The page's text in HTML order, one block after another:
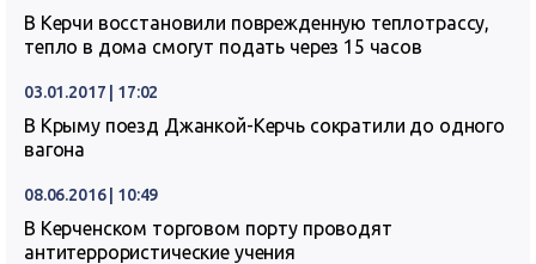
В Керчи восстановили поврежденную теплотрассу,
тепло в дома смогут подать через 15 часов
03.01.2017 | 17:02
В Крыму поезд Джанкой-Керчь сократили до одного
вагона
08.06.2016 | 10:49
В Керченском торговом порту проводят
антитеррористические учения